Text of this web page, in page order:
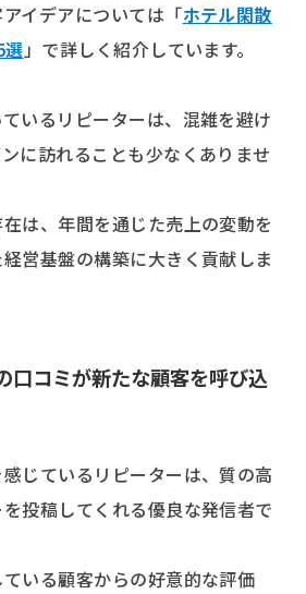
イデアについては「ホテル閑散
選」で詳しく紹介しています。
いるリピーターは、混雑を避け
に訪れることも少なくありませ
は、年間を通じた売上の変動を
営基盤の構築に大きく貢献しま
口コミが新たな顧客を呼び込
じているリピーターは、質の高
投稿してくれる優良な発信者で
いる顧客からの好意的な評価